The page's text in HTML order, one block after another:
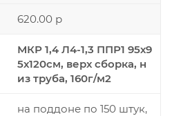
620.00 р
МКР 1,4 Л4-1,3 ППР1 95х9
5х120см, верх сборка, н
из труба, 160г/м2
на поддоне по 150 штук,